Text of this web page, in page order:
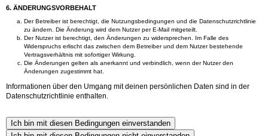
6. ÄNDERUNGSVORBEHALT
Der Betreiber ist berechtigt, die Nutzungsbedingungen und die Datenschutzrichtlinie
zu ändern. Die Änderung wird dem Nutzer per E-Mail mitgeteilt.
Der Nutzer ist berechtigt, den Änderungen zu widersprechen. Im Falle des
Widerspruchs erlischt das zwischen dem Betreiber und dem Nutzer bestehende
Vertragsverhältnis mit sofortiger Wirkung.
Die Änderungen gelten als anerkannt und verbindlich, wenn der Nutzer den
Änderungen zugestimmt hat.
Informationen über den Umgang mit deinen persönlichen Daten sind in der
Datenschutzrichtlinie enthalten.